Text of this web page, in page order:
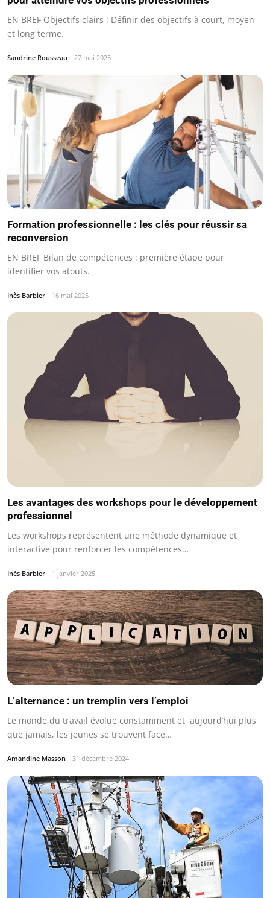
EN BREF Objectifs clairs : Définir des objectifs à court, moyen
et long terme.
Sandrine Rousseau 27 mai 2025
Formation professionnelle : les clés pour réussir sa
reconversion
EN BREF Bilan de compétences : première étape pour
identifier vos atouts.
Inès Barbier 16 mai 2025
Les avantages des workshops pour le développement
professionnel
Les workshops représentent une méthode dynamique et
interactive pour renforcer les compétences…
Inès Barbier 1 janvier 2025
L’alternance : un tremplin vers l’emploi
Le monde du travail évolue constamment et, aujourd’hui plus
que jamais, les jeunes se trouvent face…
Amandine Masson 31 décembre 2024